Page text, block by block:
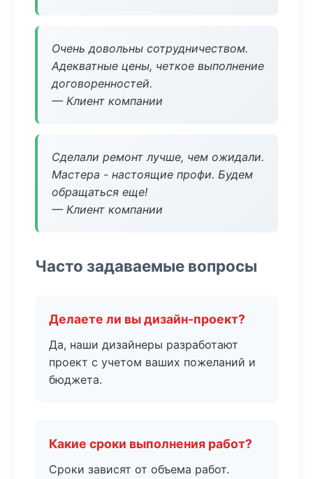
Очень довольны сотрудничеством.
Адекватные цены, четкое выполнение
договоренностей.
— Клиент компании
Сделали ремонт лучше, чем ожидали.
Мастера - настоящие профи. Будем
обращаться еще!
— Клиент компании
Часто задаваемые вопросы
Делаете ли вы дизайн-проект?
Да, наши дизайнеры разработают
проект с учетом ваших пожеланий и
бюджета.
Какие сроки выполнения работ?
Сроки зависят от объема работ.